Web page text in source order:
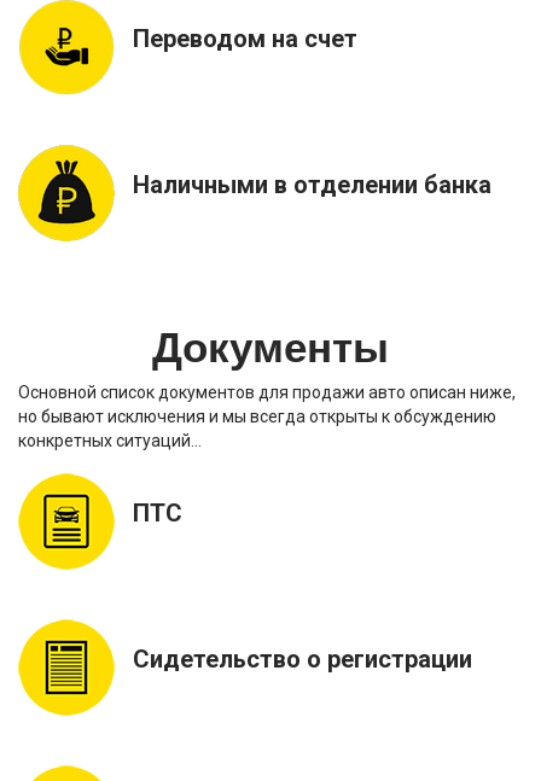
Переводом на счет
Наличными в отделении банка
Документы
Основной список документов для продажи авто описан ниже,
но бывают исключения и мы всегда открыты к обсуждению
конкретных ситуаций…
ПТС
Сидетельство о регистрации